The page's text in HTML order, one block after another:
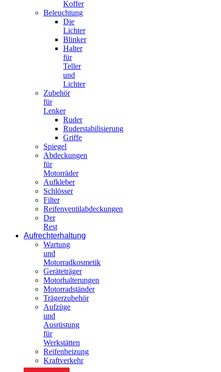
Koffer
Beleuchtung
Die
Lichter
Blinker
Halter
für
Teller
und
Lichter
Zubehör
für
Lenker
Ruder
Ruderstabilisierung
Griffe
Spiegel
Abdeckungen
für
Motorräder
Aufkleber
Schlösser
Filter
Reifenventilabdeckungen
Der
Rest
Aufrechterhaltung
Wartung
und
Motorradkosmetik
Geräteträger
Motorhalterungen
Motorradständer
Trägerzubehör
Aufzüge
und
Ausrüstung
für
Werkstätten
Reifenheizung
Kraftverkehr